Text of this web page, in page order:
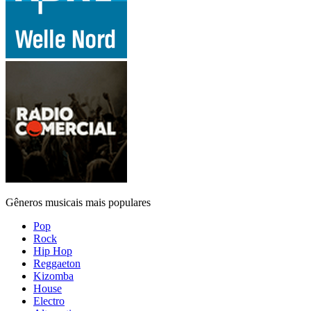
Gêneros musicais mais populares
Pop
Rock
Hip Hop
Reggaeton
Kizomba
House
Electro